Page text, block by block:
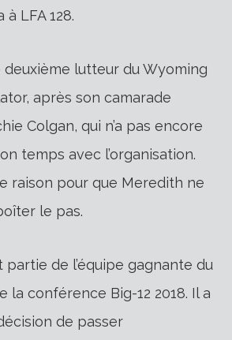
LFA 128.
lutteur du Wyoming
après son camarade
Colgan, qui n’a pas encore
temps avec l’organisation.
raison pour que Meredith ne
le pas.
de l’équipe gagnante du
la conférence Big-12 2018. Il a
de passer